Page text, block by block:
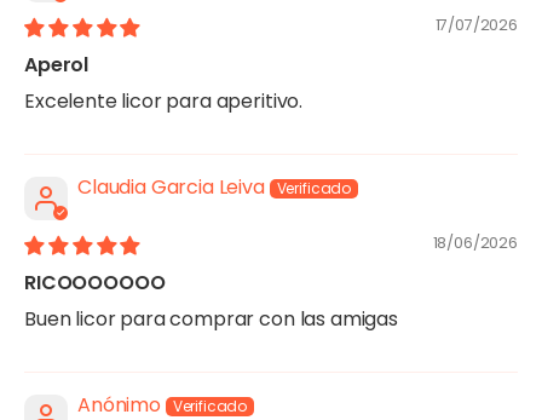
17/07/2026
Aperol
Excelente licor para aperitivo.
Claudia Garcia Leiva
18/06/2026
RICOOOOOOO
Buen licor para comprar con las amigas
Anónimo